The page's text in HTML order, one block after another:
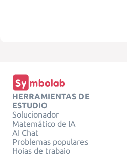
HERRAMIENTAS DE
ESTUDIO
Solucionador
Matemático de IA
AI Chat
Problemas populares
Hojas de trabajo